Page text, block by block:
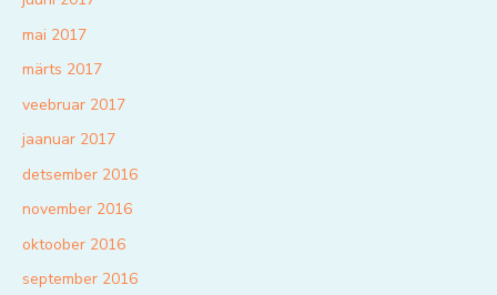
mai 2017
märts 2017
veebruar 2017
jaanuar 2017
detsember 2016
november 2016
oktoober 2016
september 2016